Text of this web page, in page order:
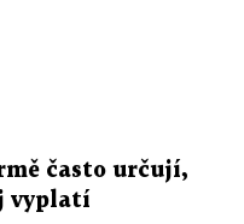
často určují,
vyplatí